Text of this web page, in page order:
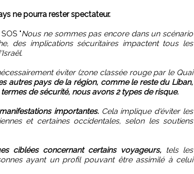
ne pourra rester spectateur.
"Nous ne sommes pas encore dans un scénario
des implications sécuritaires impactent tous les
éviter (zone classée rouge par le Quai
autres pays de la région, comme le reste du Liban,
de sécurité, nous avons 2 types de risque.
importantes.Cela implique d'éviter les
et certaines occidentales, selon les soutiens
ciblées concernant certains voyageurs, tels les
ayant un profil pouvant être assimilé à celui